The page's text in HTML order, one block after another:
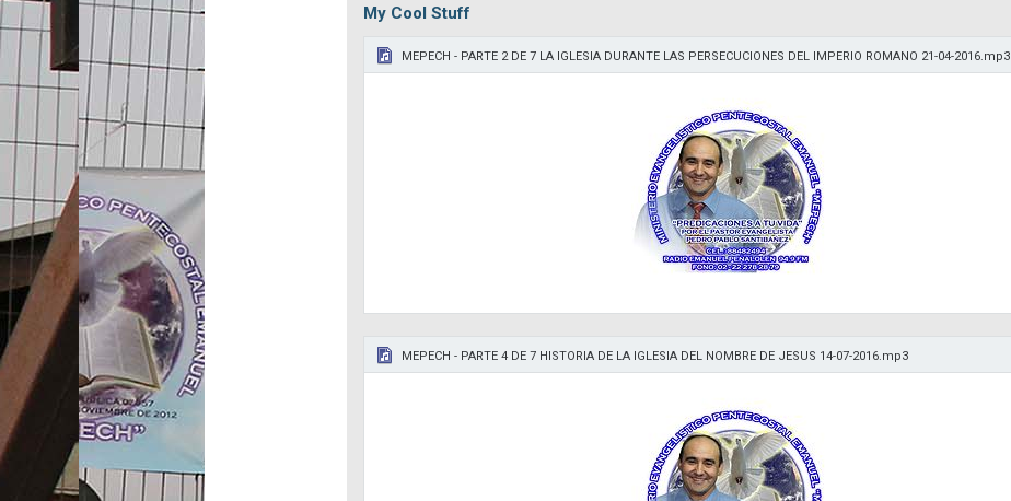
My Cool Stuff
MEPECH - PARTE 2 DE 7 LA IGLESIA DURANTE LAS PERSECUCIONES DEL IMPERIO ROMANO 21-04-2016.mp3
MEPECH - PARTE 4 DE 7 HISTORIA DE LA IGLESIA DEL NOMBRE DE JESUS 14-07-2016.mp3